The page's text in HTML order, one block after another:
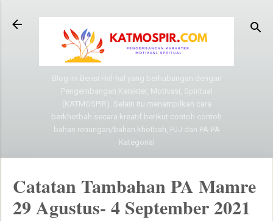
Langsung ke konten utama
Blog ini Berisi Hal-hal yang berhubungan dengan
Pengembangan Karakter, Motivasi, Spiritual
(KATMOSPIR). Selain itu menampilkan cara
berkhotbah secara kreatif berikut contoh contoh
bahan renungan/bahan khotbah, PJJ dan PA-PA
Kategorial
Catatan Tambahan PA Mamre
29 Agustus- 4 September 2021